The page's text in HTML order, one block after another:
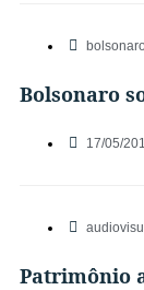
Bolsonaro
17/05/
Patrimônio